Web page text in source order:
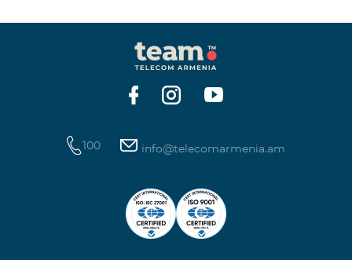
500 SMS, 200 МБ в роуминге, 60 TV каналов.
Ежемесячная абонентская плата за тарифный план
«BeFree 5000 unlimit» составляет 5000 драм.
Действие предоплатного тарифного плана «Смарт
100 info@telecomarmenia.am